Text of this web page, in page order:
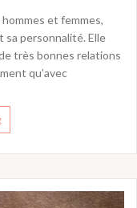
et femmes,
sa personnalité. Elle
très bonnes relations
qu’avec